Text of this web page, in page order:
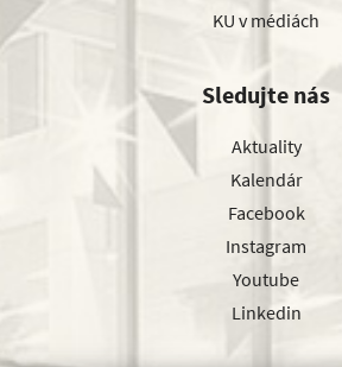
KU v médiách
Sledujte nás
Aktuality
Kalendár
Facebook
Instagram
Youtube
Linkedin